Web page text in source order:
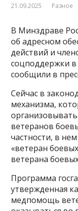
21.09.2025 Разное
В Минздраве
об адресном
действий и
соцподдержки в
сообщили в
Сейчас в
механизма,
ветеранов
частности, в
«ветеран
ветерана
Программа
утвержденная
медпомощь